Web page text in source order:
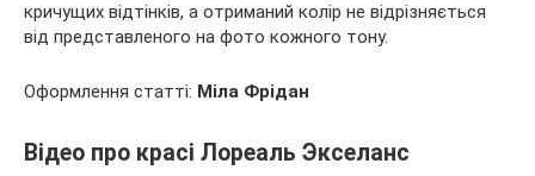
кричущих відтінків, а отриманий колір не відрізняється
від представленого на фото кожного тону.
Оформлення статті: Міла Фрідан
Відео про красі Лореаль Экселанс